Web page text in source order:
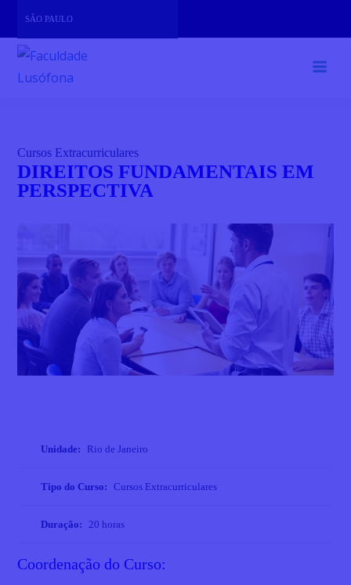
content
SÃO PAULO
Cursos Extracurriculares
DIREITOS FUNDAMENTAIS EM
PERSPECTIVA
Unidade: Rio de Janeiro
Tipo do Curso: Cursos Extracurriculares
Duração: 20 horas
Coordenação do Curso: